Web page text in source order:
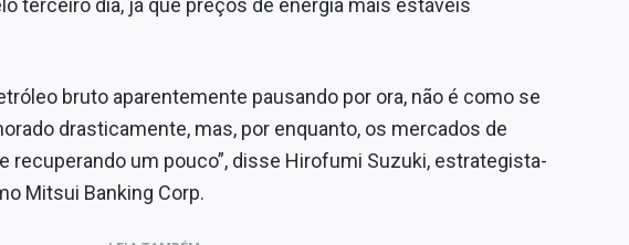
terceiro dia, já que preços de energia mais estáveis
bruto aparentemente pausando por ora, não é como se
drasticamente, mas, por enquanto, os mercados de
recuperando um pouco”, disse Hirofumi Suzuki, estrategista-
Mitsui Banking Corp.